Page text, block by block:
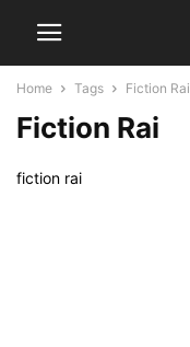
Home Tags Fiction Rai
Fiction Rai
fiction rai